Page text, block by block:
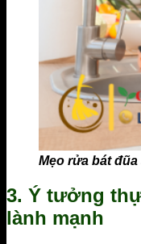
Mẹo rửa bát
3. Ý tưởng
lành mạnh